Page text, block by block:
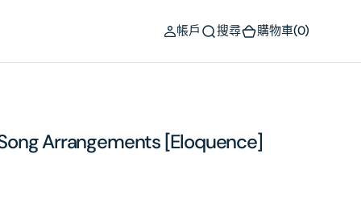
帳戶 搜尋 購物車(0)
Arrangements [Eloquence]